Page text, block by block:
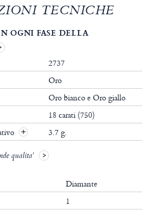
TECNICHE
OGNI FASE DELLA
2737
Oro
Oro bianco e Oro giallo
18 carati (750)
3.7 g.
qualita'
Diamante
1